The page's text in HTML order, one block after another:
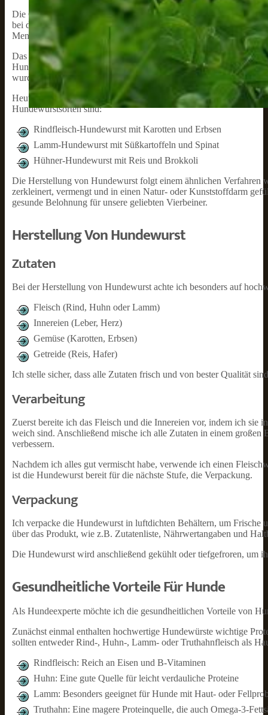
Die Geschichte der Hundewurst beginnt mit der Domestizierung
bei der Jagd und als Wachtiere waren. Sie begannen, sie auf ihren
Menschen an. Im Laufe der Zeit entwickelten sie besondere
Das Bewusstsein für die Bedeutung einer abwechslungsreichen
Hunde. Das machte diese Nische für die Hundewurst auf, die
wurde aber auf den Geschmack und die Bedürfnisse der Hunde
Heute gibt es viele verschiedene Arten von Hundewurst, die je
Hundewurstsorten sind:
Rindfleisch-Hundewurst mit Karotten und Erbsen
Lamm-Hundewurst mit Süßkartoffeln und Spinat
Hühner-Hundewurst mit Reis und Brokkoli
Die Herstellung von Hundewurst folgt einem ähnlichen Verfahren
zerkleinert, vermengt und in einen Natur- oder Kunststoffdarm
gesunde Belohnung für unsere geliebten Vierbeiner.
Herstellung Von Hundewurst
Zutaten
Bei der Herstellung von Hundewurst achte ich besonders auf
Fleisch (Rind, Huhn oder Lamm)
Innereien (Leber, Herz)
Gemüse (Karotten, Erbsen)
Getreide (Reis, Hafer)
Ich stelle sicher, dass alle Zutaten frisch und von bester Qualität
Verarbeitung
Zuerst bereite ich das Fleisch und die Innereien vor, indem ich sie
weich sind. Anschließend mische ich alle Zutaten in einem
verbessern.
Nachdem ich alles gut vermischt habe, verwende ich einen
ist die Hundewurst bereit für die nächste Stufe, die Verpackung.
Verpackung
Ich verpacke die Hundewurst in luftdichten Behältern, um
über das Produkt, wie z.B. Zutatenliste, Nährwertangaben und
Die Hundewurst wird anschließend gekühlt oder tiefgefroren, um
Gesundheitliche Vorteile Für Hunde
Als Hundeexperte möchte ich die gesundheitlichen Vorteile von
Zunächst einmal enthalten hochwertige Hundewürste wichtige
sollten entweder Rind-, Huhn-, Lamm- oder Truthahnfleisch als
Rindfleisch: Reich an Eisen und B-Vitaminen
Huhn: Eine gute Quelle für leicht verdauliche Proteine
Lamm: Besonders geeignet für Hunde mit Haut- oder
Truthahn: Eine magere Proteinquelle, die auch Omega-3-